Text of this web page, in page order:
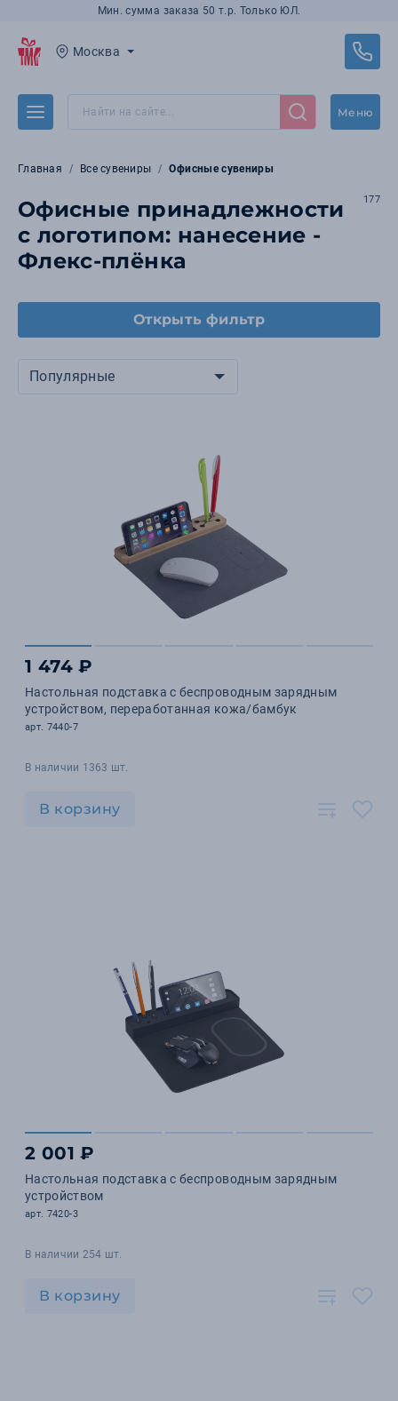
Мин. сумма заказа 50 т.р. Только ЮЛ.
Москва
Меню
Главная Все сувениры Офисные сувениры
Офисные принадлежности
с логотипом: нанесение -
Флекс-плёнка
177
Открыть фильтр
Популярные
1 474 ₽
Настольная подставка с беспроводным зарядным
устройством, переработанная кожа/бамбук
арт. 7440-7
В наличии 1363 шт.
В корзину
2 001 ₽
Настольная подставка с беспроводным зарядным
устройством
арт. 7420-3
В наличии 254 шт.
В корзину